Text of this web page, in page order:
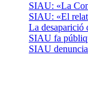
SIAU: «La
SIAU: «El relat
La desaparició
SIAU fa
SIAU denuncia